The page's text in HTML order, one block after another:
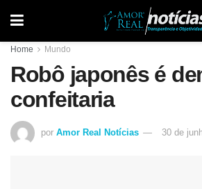
Home Mundo
Robô japonês é
confeitaria
por Amor Real Notícias 30 de